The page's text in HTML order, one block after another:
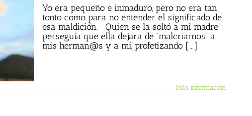
Yo era pequeño e inmaduro, pero no era tan
tonto como para no entender el significado de
esa maldición. Quien se la soltó a mi madre
perseguía que ella dejara de “malcriarnos” a
mis herman@s y a mí, profetizando [...]
Más información